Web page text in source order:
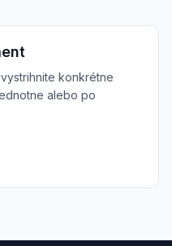
konkrétne
alebo po